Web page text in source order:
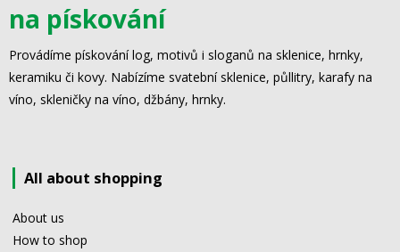
na pískování
Provádíme pískování log, motivů i sloganů na sklenice, hrnky,
keramiku či kovy. Nabízíme svatební sklenice, půllitry, karafy na
víno, skleničky na víno, džbány, hrnky.
All about shopping
About us
How to shop